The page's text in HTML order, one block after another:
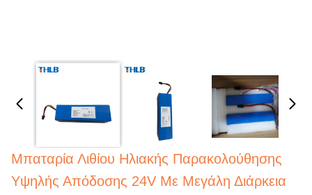
Μπαταρία Λιθίου Ηλιακής Παρακολούθησης
Υψηλής Απόδοσης 24V Με Μεγάλη Διάρκεια